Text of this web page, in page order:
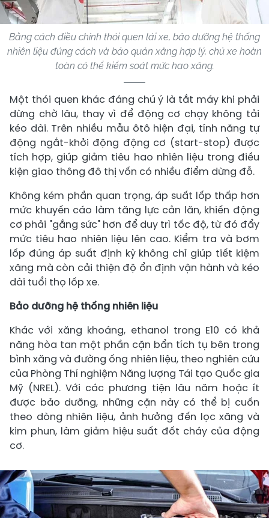
Bằng cách điều chỉnh thói quen lái xe, bảo dưỡng hệ thống
nhiên liệu đúng cách và bảo quản xăng hợp lý, chủ xe hoàn
toàn có thể kiểm soát mức hao xăng.
Một thói quen khác đáng chú ý là tắt máy khi phải
dừng chờ lâu, thay vì để động cơ chạy không tải
kéo dài. Trên nhiều mẫu ôtô hiện đại, tính năng tự
động ngắt-khởi động động cơ (start-stop) được
tích hợp, giúp giảm tiêu hao nhiên liệu trong điều
kiện giao thông đô thị vốn có nhiều điểm dừng đỗ.
Không kém phần quan trọng, áp suất lốp thấp hơn
mức khuyến cáo làm tăng lực cản lăn, khiến động
cơ phải "gắng sức" hơn để duy trì tốc độ, từ đó đẩy
mức tiêu hao nhiên liệu lên cao. Kiểm tra và bơm
lốp đúng áp suất định kỳ không chỉ giúp tiết kiệm
xăng mà còn cải thiện độ ổn định vận hành và kéo
dài tuổi thọ lốp xe.
Bảo dưỡng hệ thống nhiên liệu
Khác với xăng khoáng, ethanol trong E10 có khả
năng hòa tan một phần cặn bẩn tích tụ bên trong
bình xăng và đường ống nhiên liệu, theo nghiên cứu
của Phòng Thí nghiệm Năng lượng Tái tạo Quốc gia
Mỹ (NREL). Với các phương tiện lâu năm hoặc ít
được bảo dưỡng, những cặn này có thể bị cuốn
theo dòng nhiên liệu, ảnh hưởng đến lọc xăng và
kim phun, làm giảm hiệu suất đốt cháy của động
cơ.